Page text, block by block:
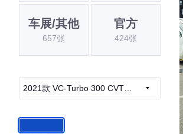
车展/其他
657张
官方
424张
2021款 VC-Turbo 300 CVT